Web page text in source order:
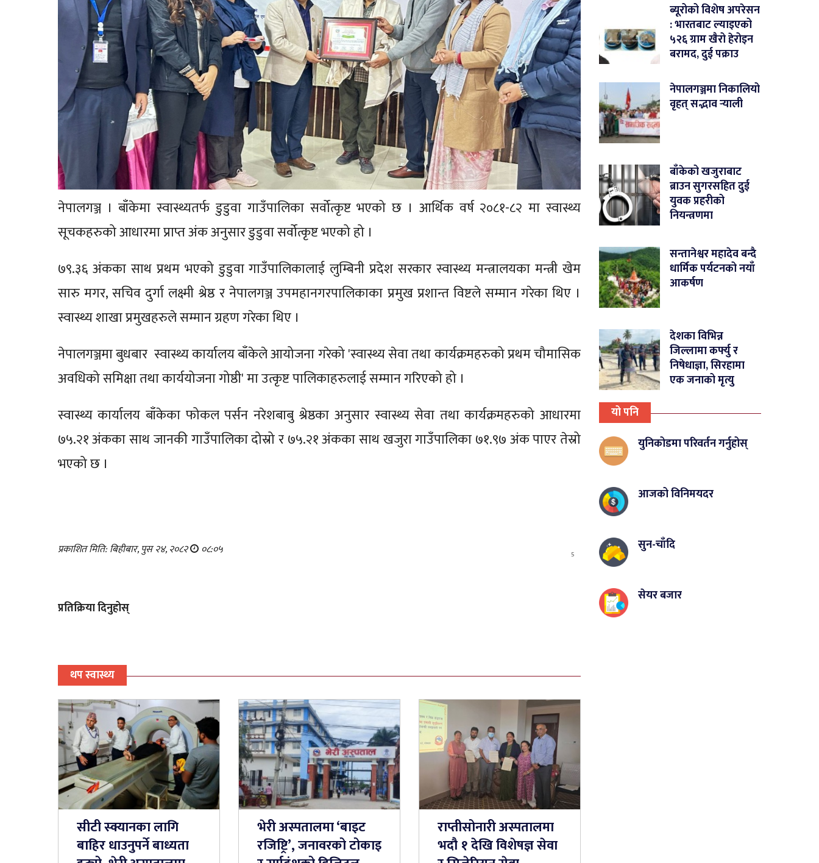
नेपालगञ्ज । बाँकेमा स्वास्थ्यतर्फ डुडुवा गाउँपालिका सर्वोत्कृष्ट भएको छ । आर्थिक वर्ष २०८१-८२ मा स्वास्थ्य
सूचकहरुको आधारमा प्राप्त अंक अनुसार डुडुवा सर्वोत्कृष्ट भएको हो ।
७९.३६ अंकका साथ प्रथम भएको डुडुवा गाउँपालिकालाई लुम्बिनी प्रदेश सरकार स्वास्थ्य मन्त्रालयका मन्त्री खेम
सारु मगर, सचिव दुर्गा लक्ष्मी श्रेष्ठ र नेपालगञ्ज उपमहानगरपालिकाका प्रमुख प्रशान्त विष्टले सम्मान गरेका थिए ।
स्वास्थ्य शाखा प्रमुखहरुले सम्मान ग्रहण गरेका थिए ।
नेपालगञ्जमा बुधबार स्वास्थ्य कार्यालय बाँकेले आयोजना गरेको 'स्वास्थ्य सेवा तथा कार्यक्रमहरुको प्रथम चौमासिक
अवधिको समिक्षा तथा कार्ययोजना गोष्ठी' मा उत्कृष्ट पालिकाहरुलाई सम्मान गरिएको हो ।
स्वास्थ्य कार्यालय बाँकेका फोकल पर्सन नरेशबाबु श्रेष्ठका अनुसार स्वास्थ्य सेवा तथा कार्यक्रमहरुको आधारमा
७५.२१ अंकका साथ जानकी गाउँपालिका दोस्रो र ७५.२१ अंकका साथ खजुरा गाउँपालिका ७१.९७ अंक पाएर तेस्रो
भएको छ ।
प्रकाशित मिति: बिहीबार, पुस २४, २०८२ ०८:०५ 5
प्रतिक्रिया दिनुहोस्
थप स्वास्थ्य
सीटी स्क्यानका लागि
बाहिर धाउनुपर्ने बाध्यता
भेरी अस्पतालमा ‘बाइट
रजिष्ट्रि’, जनावरको टोकाइ
राप्तीसोनारी अस्पतालमा
भदौ १ देखि विशेषज्ञ सेवा
ब्यूरोको विशेष अपरेसन
: भारतबाट ल्याइएको
५२६ ग्राम खैरो हेरोइन
बरामद, दुई पक्राउ
नेपालगञ्जमा निकालियो
वृहत् सद्भाव र्‍याली
बाँकेको खजुराबाट
ब्राउन सुगरसहित दुई
युवक प्रहरीको
नियन्त्रणमा
सन्तानेश्वर महादेव बन्दै
धार्मिक पर्यटनको नयाँ
आकर्षण
देशका विभिन्न
जिल्लामा कर्फ्यु र
निषेधाज्ञा, सिरहामा
एक जनाको मृत्यु
यो पनि
युनिकोडमा परिवर्तन गर्नुहोस्
आजको विनिमयदर
सुन-चाँदि
सेयर बजार